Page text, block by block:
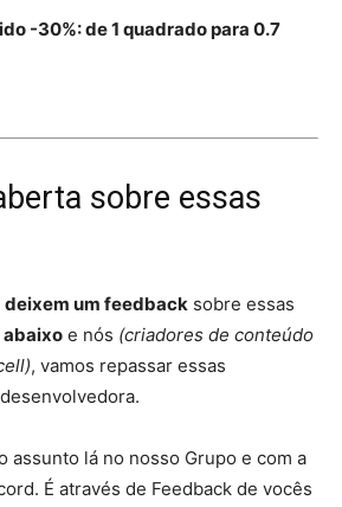
-30%: de 1 quadrado para 0.7
sobre essas
deixem um feedback sobre essas
abaixo e nós (criadores de conteúdo
, vamos repassar essas
assunto lá no nosso Grupo e com a
É através de Feedback de vocês